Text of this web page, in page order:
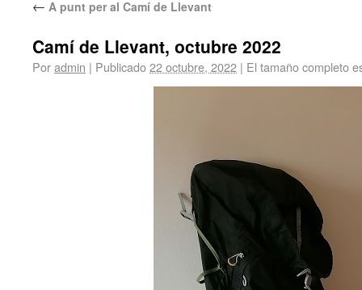
← A punt per al Camí de Llevant
Camí de Llevant, octubre 2022
Poradmin | Publicado22 octubre, 2022 | El tamaño completo